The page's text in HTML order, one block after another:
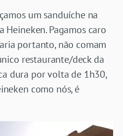
um sanduíche na
Heineken. Pagamos caro
portanto, não comam
restaurante/deck da
dura por volta de 1h30,
como nós, é